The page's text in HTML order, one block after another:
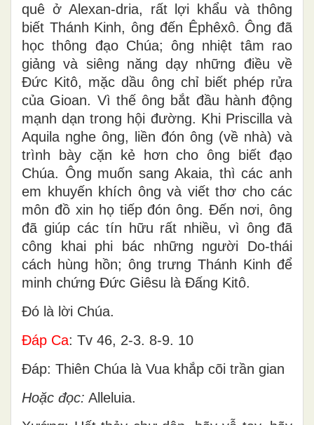
quê ở Alexan-dria, rất lợi khẩu và thông
biết Thánh Kinh, ông đến Êphêxô. Ông đã
học thông đạo Chúa; ông nhiệt tâm rao
giảng và siêng năng dạy những điều về
Ðức Kitô, mặc dầu ông chỉ biết phép rửa
của Gioan. Vì thế ông bắt đầu hành động
mạnh dạn trong hội đường. Khi Priscilla và
Aquila nghe ông, liền đón ông (về nhà) và
trình bày cặn kẻ hơn cho ông biết đạo
Chúa. Ông muốn sang Akaia, thì các anh
em khuyến khích ông và viết thơ cho các
môn đồ xin họ tiếp đón ông. Ðến nơi, ông
đã giúp các tín hữu rất nhiều, vì ông đã
công khai phi bác những người Do-thái
cách hùng hồn; ông trưng Thánh Kinh để
minh chứng Ðức Giêsu là Ðấng Kitô.
Ðó là lời Chúa.
Ðáp Ca: Tv 46, 2-3. 8-9. 10
Ðáp: Thiên Chúa là Vua khắp cõi trần gian
Hoặc đọc: Alleluia.